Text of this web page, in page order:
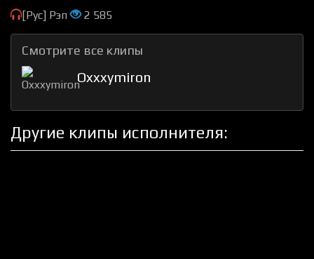
[Рус] Рэп
2 585
Смотрите все клипы
Oxxxymiron
Другие клипы исполнителя: